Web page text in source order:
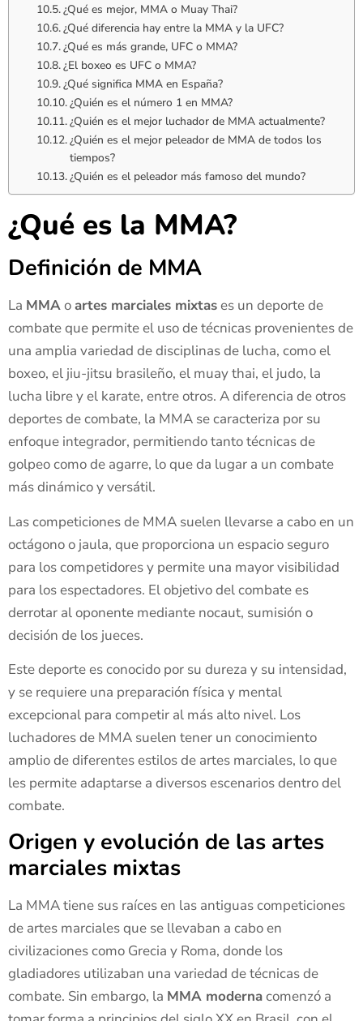
¿Qué es mejor, MMA o Muay Thai?
¿Qué diferencia hay entre la MMA y la UFC?
¿Qué es más grande, UFC o MMA?
¿El boxeo es UFC o MMA?
¿Qué significa MMA en España?
¿Quién es el número 1 en MMA?
¿Quién es el mejor luchador de MMA actualmente?
¿Quién es el mejor peleador de MMA de todos los
tiempos?
¿Quién es el peleador más famoso del mundo?
¿Qué es la MMA?
Definición de MMA
La MMAoartes marciales mixtases un deporte de
combate que permite el uso de técnicas provenientes de
una amplia variedad de disciplinas de lucha, como el
boxeo, el jiu-jitsu brasileño, el muay thai, el judo, la
lucha libre y el karate, entre otros. A diferencia de otros
deportes de combate, la MMA se caracteriza por su
enfoque integrador, permitiendo tanto técnicas de
golpeo como de agarre, lo que da lugar a un combate
más dinámico y versátil.
Las competiciones de MMA suelen llevarse a cabo en un
octágono o jaula, que proporciona un espacio seguro
para los competidores y permite una mayor visibilidad
para los espectadores. El objetivo del combate es
derrotar al oponente mediante nocaut, sumisión o
decisión de los jueces.
Este deporte es conocido por su dureza y su intensidad,
y se requiere una preparación física y mental
excepcional para competir al más alto nivel. Los
luchadores de MMA suelen tener un conocimiento
amplio de diferentes estilos de artes marciales, lo que
les permite adaptarse a diversos escenarios dentro del
combate.
Origen y evolución de las artes
marciales mixtas
La MMA tiene sus raíces en las antiguas competiciones
de artes marciales que se llevaban a cabo en
civilizaciones como Grecia y Roma, donde los
gladiadores utilizaban una variedad de técnicas de
combate. Sin embargo, la MMA modernacomenzó a